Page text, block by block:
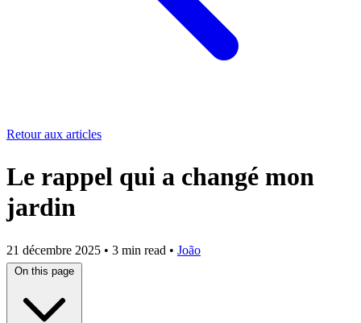
Retour aux articles
Le rappel qui a changé mon
jardin
21 décembre 2025 • 3 min read • João
On this page